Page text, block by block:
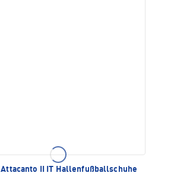
Attacanto II IT Hallenfußballschuhe